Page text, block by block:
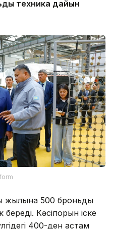
техника дайын
жылына 500 броньды
береді. Кәсіпорын іске
400-ден астам